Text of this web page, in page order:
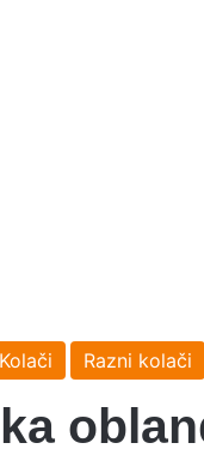
Kolači Razni kolači